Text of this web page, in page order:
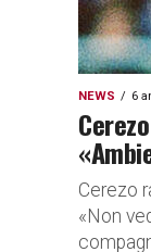
NEWS 6
Cerezo
«Non